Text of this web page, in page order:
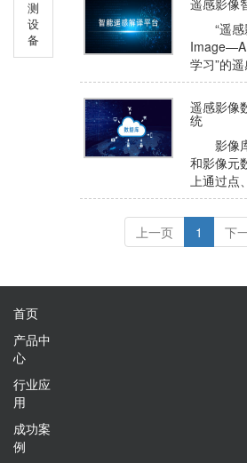
测
设
备
体系。是
易用的
遥感影像
“遥
学习”的
对象+深
辨率影像
感影像分
调查、
海洋、
应用。
遥感影像
统
影像
和影像元
上通过点
像进行查
可以显示
点击查看
影像的原
感影像。
上一页 1 下
首页
产品中
心
行业应
用
成功案
例